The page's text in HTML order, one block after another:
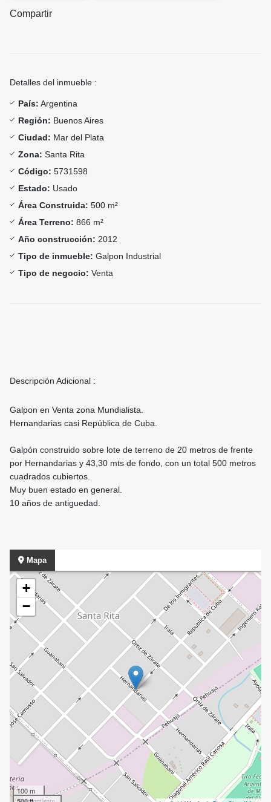
Compartir
Detalles del inmueble :
País: Argentina
Región: Buenos Aires
Ciudad: Mar del Plata
Zona: Santa Rita
Código: 5731598
Estado: Usado
Área Construida: 500 m²
Área Terreno: 866 m²
Año construcción: 2012
Tipo de inmueble: Galpon Industrial
Tipo de negocio: Venta
Descripción Adicional :
Galpon en Venta zona Mundialista.
Hernandarias casi República de Cuba.
Galpón construido sobre lote de terreno de 20 metros de frente
por Hernandarias y 43,30 mts de fondo, con un total 500 metros
cuadrados cubiertos.
Muy buen estado en general.
10 años de antiguedad.
Mapa
+
−
100 m